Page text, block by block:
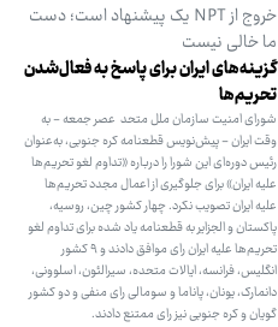
خروج از NPT یک پیشنهاد است؛ دست
ما خالی نیست
گزینه‌های ایران برای پاسخ به فعال‌شدن
تحریم‌ها
شورای امنیت سازمان ملل متحد عصر جمعه - به
وقت ایران - پیش‌نویس قطعنامه کره جنوبی، به‌عنوان
رئیس دوره‌ای این شورا را درباره «تداوم لغو تحریم‌ها
علیه ایران» برای جلوگیری از اعمال مجدد تحریم‌ها
علیه ایران تصویب نکرد. چهار کشور چین، روسیه،
پاکستان و الجزایر به قطعنامه یاد شده برای تداوم لغو
تحریم‌ها علیه ایران رای موافق دادند و ۹ کشور
انگلیس، فرانسه، ایالات متحده، سیرالئون، اسلوونی،
دانمارک، یونان، پاناما و سومالی رای منفی و دو کشور
گویان و کره جنوبی نیز رای ممتنع دادند.